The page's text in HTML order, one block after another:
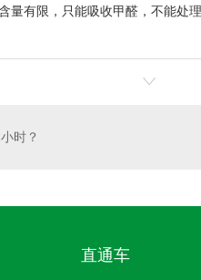
量有限，只能吸收甲醛，不能处
时？
直通车